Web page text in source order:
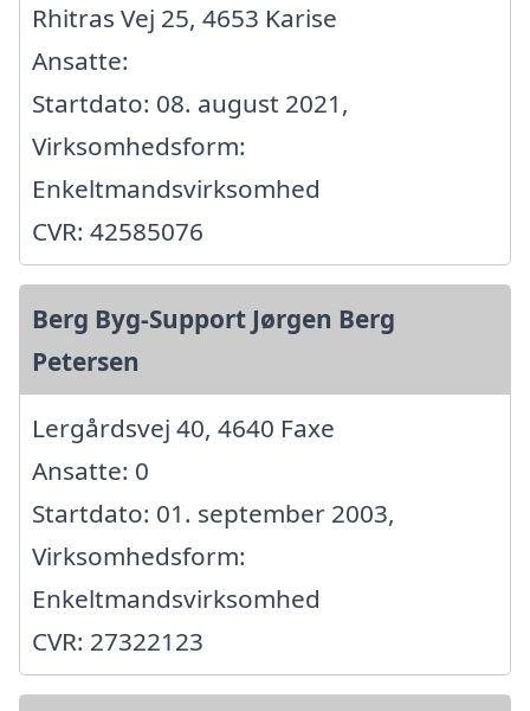
Rhitras Vej 25, 4653 Karise
Ansatte:
Startdato: 08. august 2021,
Virksomhedsform:
Enkeltmandsvirksomhed
CVR: 42585076
Berg Byg-Support Jørgen Berg
Petersen
Lergårdsvej 40, 4640 Faxe
Ansatte: 0
Startdato: 01. september 2003,
Virksomhedsform:
Enkeltmandsvirksomhed
CVR: 27322123